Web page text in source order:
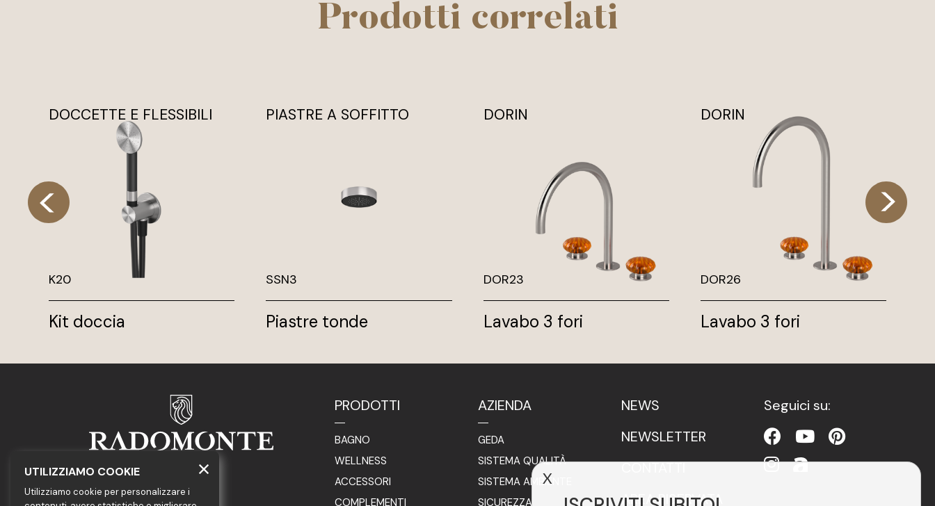
Prodotti correlati
DOCCETTE E FLESSIBILI
K20
Kit doccia
PIASTRE A SOFFITTO
SSN3
Piastre tonde
DORIN
DOR23
Lavabo 3 fori
DORIN
DOR26
Lavabo 3 fori
GEDA S.r.l.
PRODOTTI
BAGNO
WELLNESS
ACCESSORI
COMPLEMENTI
AZIENDA
GEDA
SISTEMA QUALITÀ
SISTEMA AMBIENTE
SICUREZZA
NEWS
NEWSLETTER
CONTATTI
AREA RISERVATA
Seguici su:
X
UTILIZZIAMO COOKIE
Utilizziamo cookie per personalizzare i